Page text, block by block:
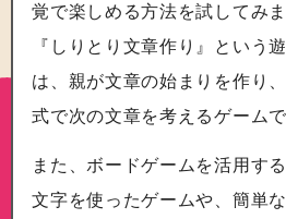
覚で楽しめる方法を試してみ
『しりとり文章作り』という
は、親が文章の始まりを作り
式で次の文章を考えるゲームで
また、ボードゲームを活用す
文字を使ったゲームや、簡単